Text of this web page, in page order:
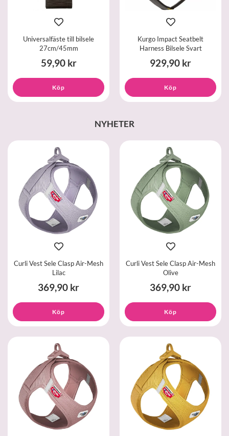
Universalfäste till bilsele
27cm/45mm
59,90 kr
Köp
Kurgo Impact Seatbelt
Harness Bilsele Svart
929,90 kr
Köp
NYHETER
Curli Vest Sele Clasp Air-Mesh
Lilac
369,90 kr
Köp
Curli Vest Sele Clasp Air-Mesh
Olive
369,90 kr
Köp